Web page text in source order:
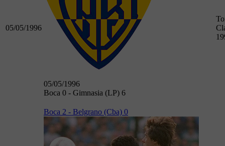
05/05/1996
05/05/1996
Boca 0 - Gimnasia (LP) 6
Boca 2 - Belgrano (Cba) 0